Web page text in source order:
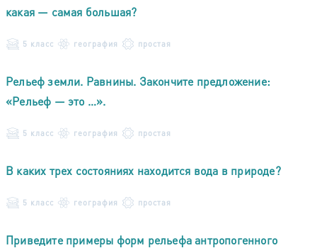
какая — самая большая?
5 класс география простая
Рельеф земли. Равнины. Закончите предложение:
«Рельеф — это …».
5 класс география простая
В каких трех состояниях находится вода в природе?
5 класс география простая
Приведите примеры форм рельефа антропогенного